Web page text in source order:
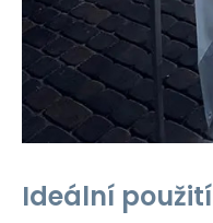
Ideální použití